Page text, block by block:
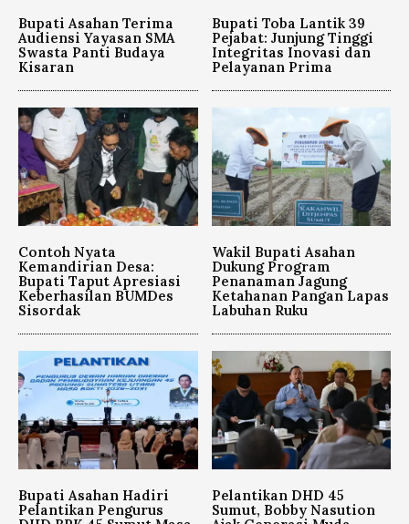
Bupati Asahan Terima
Audiensi Yayasan SMA
Swasta Panti Budaya
Kisaran
Bupati Toba Lantik 39
Pejabat: Junjung Tinggi
Integritas Inovasi dan
Pelayanan Prima
Contoh Nyata
Kemandirian Desa:
Bupati Taput Apresiasi
Keberhasilan BUMDes
Sisordak
Wakil Bupati Asahan
Dukung Program
Penanaman Jagung
Ketahanan Pangan Lapas
Labuhan Ruku
Bupati Asahan Hadiri
Pelantikan Pengurus
Pelantikan DHD 45
Sumut, Bobby Nasution